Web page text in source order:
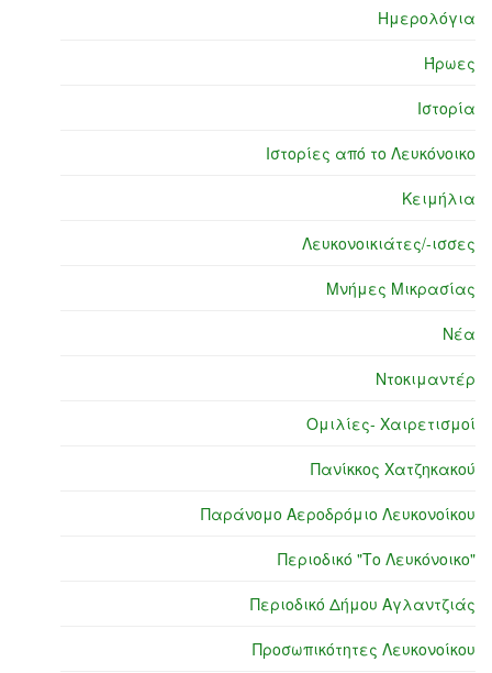
Ημερολόγια
Ήρωες
Ιστορία
Ιστορίες από το Λευκόνοικο
Κειμήλια
Λευκονοικιάτες/-ισσες
Μνήμες Μικρασίας
Νέα
Ντοκιμαντέρ
Ομιλίες- Χαιρετισμοί
Πανίκκος Χατζηκακού
Παράνομο Αεροδρόμιο Λευκονοίκου
Περιοδικό "Το Λευκόνοικο"
Περιοδικό Δήμου Αγλαντζιάς
Προσωπικότητες Λευκονοίκου